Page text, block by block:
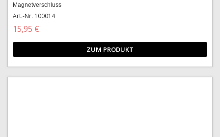
Magnetverschluss
Art.-Nr. 100014
15,95 €
ZUM PRODUKT